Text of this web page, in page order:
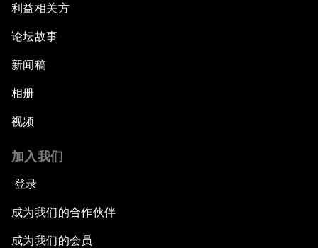
利益相关方
论坛故事
新闻稿
相册
视频
加入我们
登录
成为我们的合作伙伴
成为我们的会员